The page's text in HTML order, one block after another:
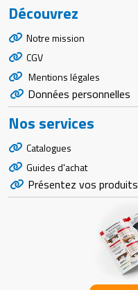
Découvrez
Notre mission
CGV
Mentions légales
Données personnelles
Nos services
Catalogues
Guides d'achat
Présentez vos produits